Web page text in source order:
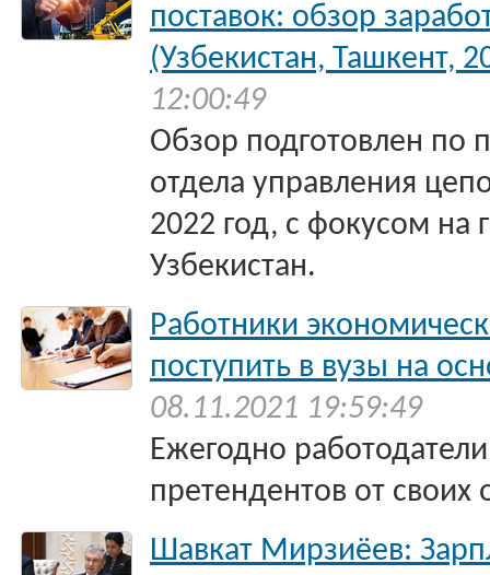
поставок: обзор
(Узбекистан, Ташкент,
12:00:49
Обзор подготовлен по
отдела управления
2022 год, с фокусом на
Узбекистан.
Работники
поступить в вузы на
08.11.2021 19:59:49
Ежегодно
претендентов от своих
Шавкат Мирзиёев: